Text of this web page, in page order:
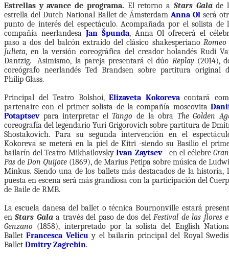
Estrellas y avance de programa. El retorno a Stars Galade
estrella del Dutch National Ballet de Ámsterdam Anna Ol será
punto de interés del espectáculo. Acompañada por el solista de
compañía neerlandesa Jan Špunda, Anna Ol ofrecerá el
paso a dos del balcón extraído del clásico shakesperiano Romeo
Julieta, en la versión coreográfica del creador holandés Rudi
Dantzig. Asimismo, la pareja presentará el dúo Replay (2014),
coreógrafo neerlandés Ted Brandsen sobre partitura original
Philip Glass.
Principal del Teatro Bolshoi,Elizaveta Kokorevacontará
partenaire con el primer solista de la compañía moscovita
Potaptsevpara interpretar elTango de la obra The Golden
coreografía del legendario Yuri Grigorovich sobre partitura de
Shostakovich. Para su segunda intervención en el
Kokoreva se meterá en la piel de Kitri -siendo su Basilio el
bailarín del Teatro Mikhailovsky Ivan Zaytsev- en el célebre
Pas de Don Quijote (1869), de Marius Petipa sobre música de
Minkus. Siendo una de los ballets más destacados de la historia,
puesta en escena será más grandiosa con la participación del
de Baile de RMB.
La escuela danesa del ballet o técnica Bournonville estará
enStars Galaa través del paso de dos delFestival de las flores
Genzano (1858), interpretado por la solista del English
BalletFrancesca Velicuy el bailarín principal del Royal
Ballet Dmitry Zagrebin.